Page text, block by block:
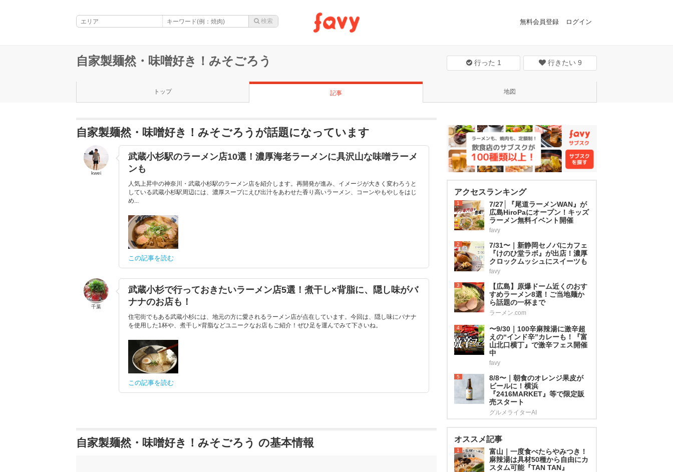
無料会員登録 ログイン
自家製麺然・味噌好き！みそごろう 行った 1 行きたい 9
トップ 記事 地図
自家製麺然・味噌好き！みそごろうが話題になっています
kwei
武蔵小杉駅のラーメン店10選！濃厚海老ラーメンに具沢山な味噌ラーメ
ンも
人気上昇中の神奈川・武蔵小杉駅のラーメン店を紹介します。再開発が進み、イメージが大きく変わろうと
している武蔵小杉駅周辺には、濃厚スープにえび出汁をあわせた香り高いラーメン、コーンやもやしをはじ
め...
この記事を読む
千葉
武蔵小杉で行っておきたいラーメン店5選！煮干し×背脂に、隠し味がバ
ナナのお店も！
住宅街でもある武蔵小杉には、地元の方に愛されるラーメン店が点在しています。今回は、隠し味にバナナ
を使用した1杯や、煮干し×背脂などユニークなお店もご紹介！ぜひ足を運んでみて下さいね。
この記事を読む
自家製麺然・味噌好き！みそごろう の基本情報
アクセスランキング
1
7/27│『尾道ラーメンWAN』が
広島HiroPaにオープン！キッズ
ラーメン無料イベント開催
favy
2
7/31〜｜新静岡セノバにカフェ
『けのひ堂ラボ』が出店！濃厚
クロックムッシュにスイーツも
favy
3
【広島】原爆ドーム近くのおす
すめラーメン8選！ご当地麺か
ら話題の一杯まで
ラーメン.com
4
〜9/30｜100辛麻辣湯に激辛超
えの“インド辛”カレーも！『富
山北口横丁』で激辛フェス開催
中
favy
5
8/8〜｜朝食のオレンジ果皮が
ビールに！横浜
『2416MARKET』等で限定販
売スタート
グルメライターAI
オススメ記事
1
富山｜一度食べたらやみつき！
麻辣湯は具材50種から自由にカ
スタム可能『TAN TAN』